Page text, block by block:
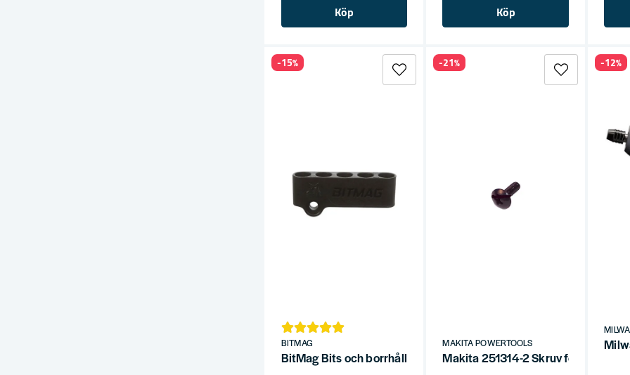
Köp Köp
BITMAG
BitMag Bits och borrhållare Komposit med magnet Svart
-15%
MAKITA POWERTOOLS
Makita 251314-2 Skruv för
-21% -12%